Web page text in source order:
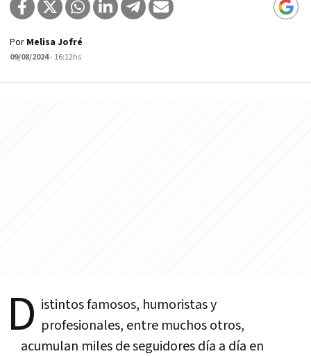
Por Melisa Jofré
09/08/2024- 16:12hs
D istintos famosos, humoristas y
profesionales, entre muchos otros,
acumulan miles de seguidores día a día en